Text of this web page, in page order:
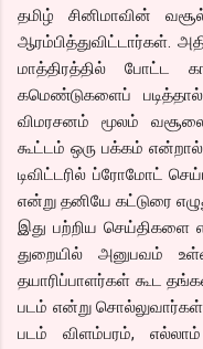
தமிழ் சினிமாவின்
ஆரம்பித்துவிட்டார்கள்.
மாத்திரத்தில் போட்ட
கமெண்டுகளைப் படித்தால்
விமரசனம் மூலம்
கூட்டம் ஒரு பக்கம்
டிவிட்டரில் ப்ரோமோட்
என்று தனியே கட்டுரை
இது பற்றிய செய்திகளை
துறையில் அனுபவம்
தயாரிப்பாளர்கள் கூட
படம் என்று சொல்லுவார்கள்.
படம் விளம்பரம்,